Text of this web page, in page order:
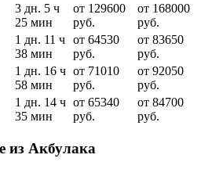
3 дн. 5 ч
25 мин
от 129600
руб.
от 168000
руб.
1 дн. 11 ч
38 мин
от 64530
руб.
от 83650
руб.
1 дн. 16 ч
58 мин
от 71010
руб.
от 92050
руб.
1 дн. 14 ч
35 мин
от 65340
руб.
от 84700
руб.
из Акбулака